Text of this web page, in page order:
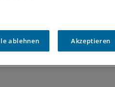
Medizin
ablehnen Akzeptieren